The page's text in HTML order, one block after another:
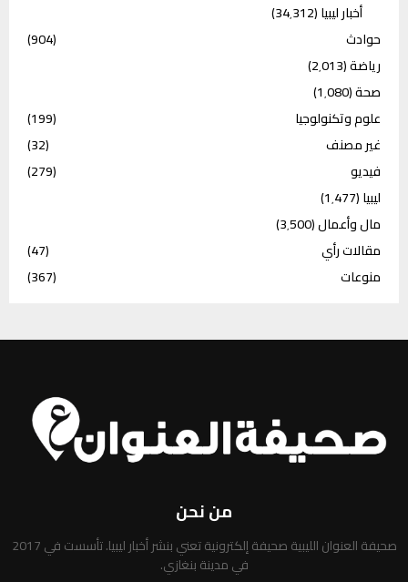
أخبار ليبيا(34٬312)
حوادث
(904)
رياضة(2٬013)
صحة(1٬080)
علوم وتكنولوجيا
(199)
غير مصنف
(32)
فيديو
(279)
ليبيا(1٬477)
مال وأعمال(3٬500)
مقالات رأي
(47)
منوعات
(367)
من نحن
صحيفة العنوان الليبية صحيفة إلكترونية تعني بنشر أخبار ليبيا. تأسست في 2017
في مدينة بنغازي.